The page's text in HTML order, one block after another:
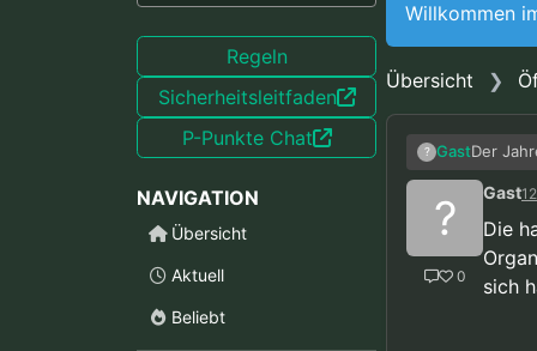
Regeln
Sicherheitsleitfaden
P-Punkte Chat
NAVIGATION
Übersicht
Aktuell
Beliebt
Willkommen
Übersicht
? GastDer
erlangt):
https://
Was
wird.
?
0
Gast
Die
sich